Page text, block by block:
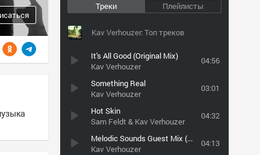
Треки Плейлисты
Kav Verhouzer: Топ треков
It's All Good (Original Mix)
Kav Verhouzer
04:56
Something Real
Kav Verhouzer
03:01
Hot Skin
Sam Feldt & Kav Verhouzer
04:32
Melodic Sounds Guest Mix (August 2015) Track 02 [vk.com/lostinspacemoscow]
Kav Verhouzer
04:13